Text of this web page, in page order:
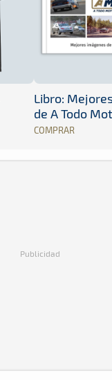
Libro:
de A Todo
COMPRAR
Publicidad